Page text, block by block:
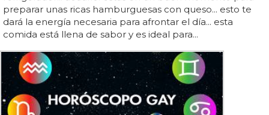
preparar unas ricas hamburguesas con queso... esto te
dará la energía necesaria para afrontar el día... esta
comida está llena de sabor y es ideal para...